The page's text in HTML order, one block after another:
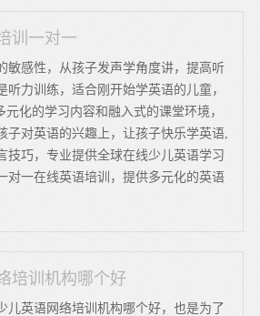
训一对一
敏感性，从孩子发声学角度讲，提高听
听力训练，适合刚开始学英语的儿童，
元化的学习内容和融入式的课堂环境，
子对英语的兴趣上，让孩子快乐学英语,
技巧，专业提供全球在线少儿英语学习
对一在线英语培训，提供多元化的英语
培训机构哪个好
儿英语网络培训机构哪个好，也是为了